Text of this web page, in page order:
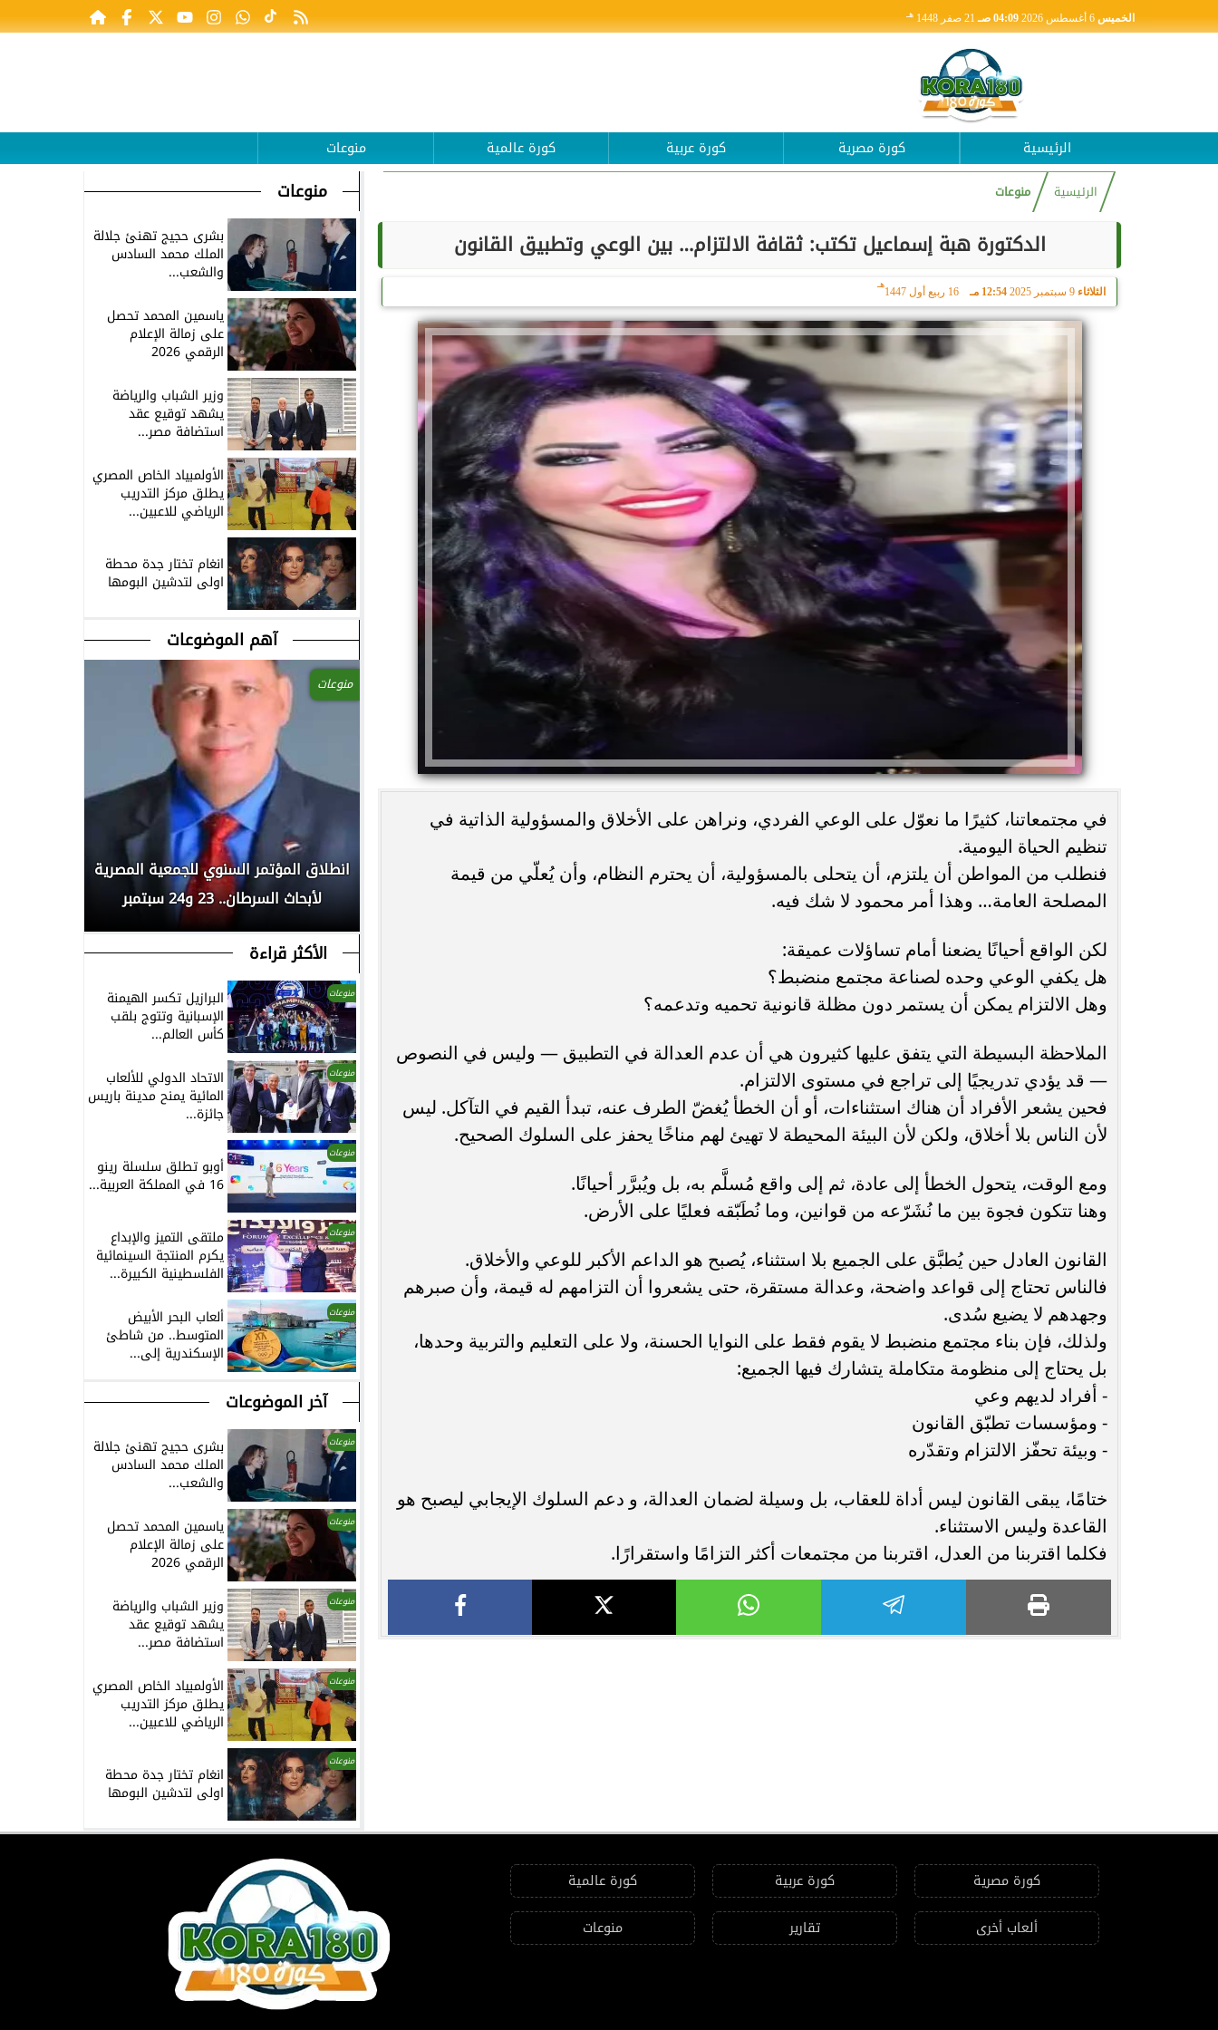
الخميس 04:09 صـ 21 صفر 1448 هـ
الرئيسية كورة مصرية كورة عربية كورة عالمية منوعات
الرئيسية منوعات
الدكتورة هبة إسماعيل تكتب: ثقافة الالتزام… بين الوعي وتطبيق القانون
الثلاثاء 9 سبتمبر 2025 12:54 مـ 16 ربيع أول 1447
هـ
في مجتمعاتنا، كثيرًا ما نعوّل على الوعي الفردي، ونراهن على الأخلاق والمسؤولية الذاتية في
تنظيم الحياة اليومية.
فنطلب من المواطن أن يلتزم، أن يتحلى بالمسؤولية، أن يحترم النظام، وأن يُعلّي من قيمة
المصلحة العامة… وهذا أمر محمود لا شك فيه.
لكن الواقع أحيانًا يضعنا أمام تساؤلات عميقة:
هل يكفي الوعي وحده لصناعة مجتمع منضبط؟
وهل الالتزام يمكن أن يستمر دون مظلة قانونية تحميه وتدعمه؟
الملاحظة البسيطة التي يتفق عليها كثيرون هي أن عدم العدالة في التطبيق — وليس في النصوص
— قد يؤدي تدريجيًا إلى تراجع في مستوى الالتزام.
فحين يشعر الأفراد أن هناك استثناءات، أو أن الخطأ يُغضّ الطرف عنه، تبدأ القيم في التآكل. ليس
لأن الناس بلا أخلاق، ولكن لأن البيئة المحيطة لا تهيئ لهم مناخًا يحفز على السلوك الصحيح.
ومع الوقت، يتحول الخطأ إلى عادة، ثم إلى واقع مُسلَّم به، بل ويُبرَّر أحيانًا.
وهنا تتكون فجوة بين ما نُشَرّعه من قوانين، وما نُطَبّقه فعليًا على الأرض.
القانون العادل حين يُطبَّق على الجميع بلا استثناء، يُصبح هو الداعم الأكبر للوعي والأخلاق.
فالناس تحتاج إلى قواعد واضحة، وعدالة مستقرة، حتى يشعروا أن التزامهم له قيمة، وأن صبرهم
وجهدهم لا يضيع سُدى.
ولذلك، فإن بناء مجتمع منضبط لا يقوم فقط على النوايا الحسنة، ولا على التعليم والتربية وحدها،
بل يحتاج إلى منظومة متكاملة يتشارك فيها الجميع:
- أفراد لديهم وعي
- ومؤسسات تطبّق القانون
- وبيئة تحفّز الالتزام وتقدّره
ختامًا، يبقى القانون ليس أداة للعقاب، بل وسيلة لضمان العدالة، و دعم السلوك الإيجابي ليصبح هو
القاعدة وليس الاستثناء.
فكلما اقتربنا من العدل، اقتربنا من مجتمعات أكثر التزامًا واستقرارًا.
منوعات
بشرى حجيج تهنئ جلالة
الملك محمد السادس
والشعب...
ياسمين المحمد تحصل
على زمالة الإعلام
الرقمي 2026
وزير الشباب والرياضة
يشهد توقيع عقد
استضافة مصر...
الأولمبياد الخاص المصري
يطلق مركز التدريب
الرياضي للاعبين...
انغام تختار جدة محطة
اولى لتدشين البومها
آهم الموضوعات
انغام تختار جدة محطة اولى لتدشين
البومها
مصر تكتب التاريخ.. فريق “حلم” يفوز بكأس
بطولة Genuine Cup العالمية لكرة...
أوبو تطلق سلسلة رينو 16 في المملكة
منوعات
انطلاق المؤتمر السنوي للجمعية المصرية
لأبحاث السرطان.. 23 و24 سبتمبر
الأكثر قراءة
منوعات البرازيل تكسر الهيمنة
الإسبانية وتتوج بلقب
كأس العالم...
منوعات الاتحاد الدولي للألعاب
المائية يمنح مدينة باريس
جائزة...
منوعات
أوبو تطلق سلسلة رينو
16 في المملكة العربية...
منوعات ملتقى التميز والإبداع
يكرم المنتجة السينمائية
الفلسطينية الكبيرة...
منوعات ألعاب البحر الأبيض
المتوسط.. من شاطئ
الإسكندرية إلى...
آخر الموضوعات
منوعات بشرى حجيج تهنئ جلالة
الملك محمد السادس
والشعب...
منوعات ياسمين المحمد تحصل
على زمالة الإعلام
الرقمي 2026
منوعات وزير الشباب والرياضة
يشهد توقيع عقد
استضافة مصر...
منوعات الأولمبياد الخاص المصري
يطلق مركز التدريب
الرياضي للاعبين...
منوعات
انغام تختار جدة محطة
اولى لتدشين البومها
كورة مصرية كورة عربية
كورة عالمية
ألعاب أخرى
تقارير منوعات